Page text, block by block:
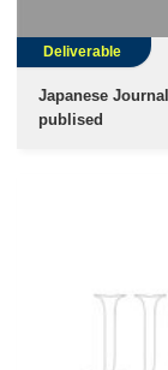
Deliverable
Japanese
publised